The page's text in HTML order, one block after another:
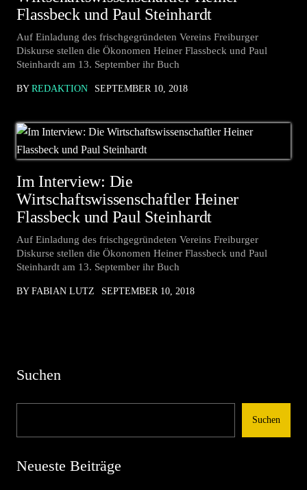
Flassbeck und Paul Steinhardt
Auf Einladung des frischgegründeten Vereins Freiburger
Diskurse stellen die Ökonomen Heiner Flassbeck und Paul
Steinhardt am 13. September ihr Buch
BY REDAKTION SEPTEMBER 10, 2018
Im Interview: Die
Wirtschaftswissenschaftler Heiner
Flassbeck und Paul Steinhardt
Auf Einladung des frischgegründeten Vereins Freiburger
Diskurse stellen die Ökonomen Heiner Flassbeck und Paul
Steinhardt am 13. September ihr Buch
BY FABIAN LUTZ SEPTEMBER 10, 2018
Suchen
Suchen
Neueste Beiträge